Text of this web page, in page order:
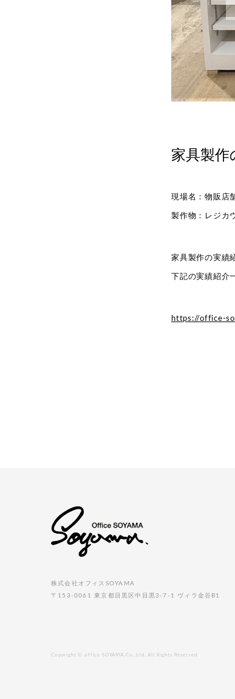
家具製作
現場名：物販店
製作物：レジカ
家具製作の実績
下記の実績紹介
https://office-
株式会社オフィスSOYAMA
〒153-0061 東京都目黒区中目黒3-7-1 ヴィラ金谷B1
Copyright © office SOYAMA.Co.,Ltd. All Rights Reserved.